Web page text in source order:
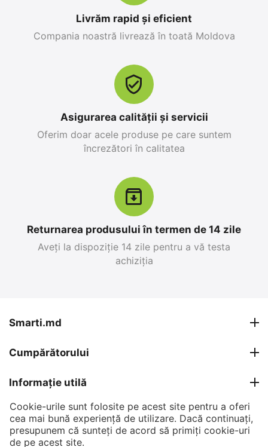
Apple iPhone 17 Pro
MDL
MDL -12%
Apple iPhone 17 Pro
în stoc
28 299 MDL -10%
în stoc
26 999MDL
30 799 MDL -12%
Livrăm rapid și eficient
Compania noastră livrează în toată Moldova
Asigurarea calității și servicii
Oferim doar acele produse pe care suntem
încrezători în calitatea
Returnarea produsului în termen de 14 zile
Aveți la dispoziție 14 zile pentru a vă testa
achiziția
Smarti.md
Cumpărătorului
Informație utilă
Contul meu
Contacte
Cookie-urile sunt folosite pe acest site pentru a oferi
cea mai bună experiență de utilizare. Dacă continuați,
presupunem că sunteți de acord să primiți cookie-uri
de pe acest site.